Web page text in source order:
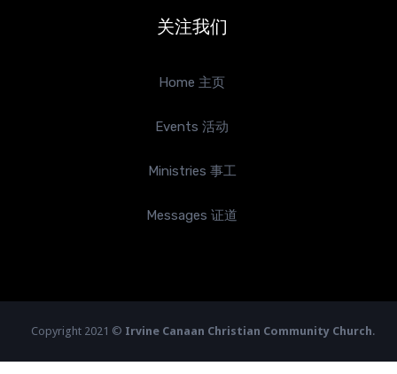
关注我们
Home 主页
Events 活动
Ministries 事工
Messages 证道
Copyright 2021 © Irvine Canaan Christian Community Church.